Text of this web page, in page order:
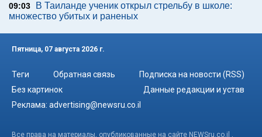
09:03
В Таиланде ученик открыл стрельбу в школе:
множество убитых и раненых
Пятница, 07 августа 2026 г.
Теги Обратная связь
Подписка на новости (RSS)
Без картинок
Данные редакции и устав
Реклама: advertising@newsru.co.il
Все права на материалы, опубликованные на сайте NEWSru.co.il ,